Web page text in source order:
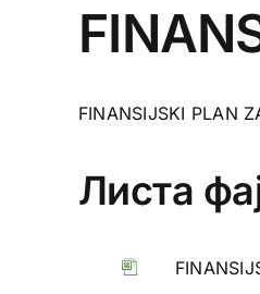
FINANSIJSKI PLAN
Листа